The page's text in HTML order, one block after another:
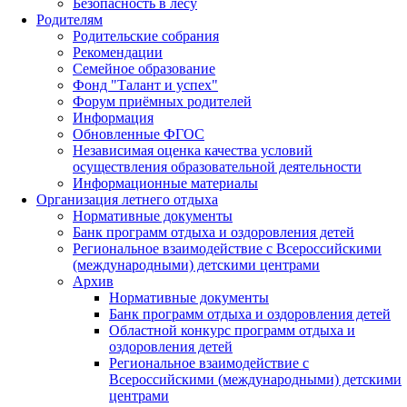
Родителям
Родительские собрания
Рекомендации
Семейное образование
Фонд "Талант и успех"
Форум приёмных родителей
Информация
Обновленные ФГОС
Независимая оценка качества условий
осуществления образовательной деятельности
Информационные материалы
Организация летнего отдыха
Нормативные документы
Банк программ отдыха и оздоровления детей
Региональное взаимодействие с Всероссийскими
(международными) детскими центрами
Архив
Нормативные документы
Банк программ отдыха и оздоровления детей
Областной конкурс программ отдыха и
оздоровления детей
Региональное взаимодействие с
Всероссийскими (международными) детскими
центрами